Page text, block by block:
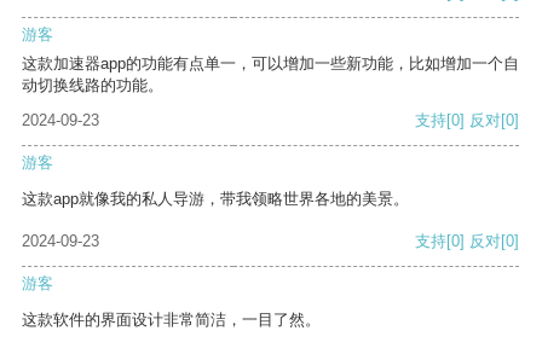
游客
这款加速器app的功能有点单一，可以增加一些新功能，比如增加一个自
动切换线路的功能。
2024-09-23
支持[0] 反对[0]
游客
这款app就像我的私人导游，带我领略世界各地的美景。
2024-09-23 支持[0] 反对[0]
游客
这款软件的界面设计非常简洁，一目了然。